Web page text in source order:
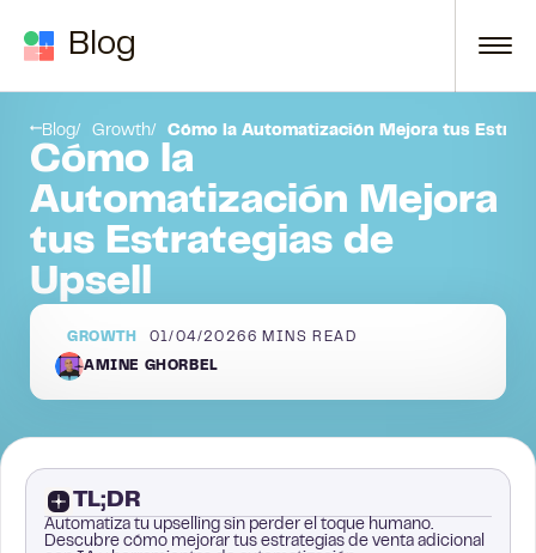
Blog
Blog Growth Cómo la Automatización Mejora tus
Cómo la
Automatización Mejora
tus Estrategias de
Upsell
GROWTH 01/04/2026 6 MINS READ
AMINE GHORBEL
TL;DR
Automatiza tu upselling sin perder el toque humano.
Descubre cómo mejorar tus estrategias de venta adicional